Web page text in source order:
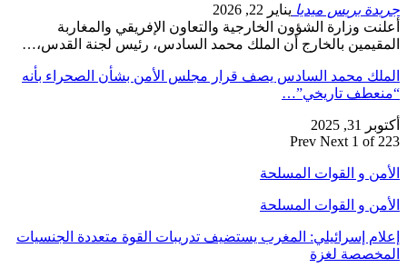
جريدة بريس ميديا يناير 22, 2026
أعلنت وزارة الشؤون الخارجية والتعاون الإفريقي والمغاربة
المقيمين بالخارج أن الملك محمد السادس، رئيس لجنة القدس،…
الملك محمد السادس يصف قرار مجلس الأمن بشأن الصحراء بأنه
“منعطف تاريخي”…
أكتوبر 31, 2025
Prev Next 1 of 223
الأمن و القوات المسلحة
الأمن و القوات المسلحة
إعلام إسرائيلي: المغرب يستضيف تدريبات القوة متعددة الجنسيات
المخصصة لغزة